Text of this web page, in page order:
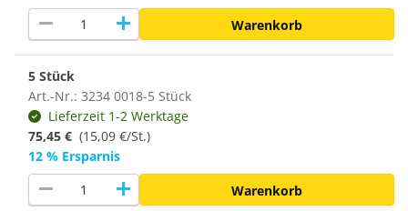
remove add Warenkorb
5 Stück
Art.-Nr.: 3234 0018-5 Stück
Lieferzeit 1-2 Werktage
75,45 € (15,09 €/St.)
12 % Ersparnis
remove add Warenkorb